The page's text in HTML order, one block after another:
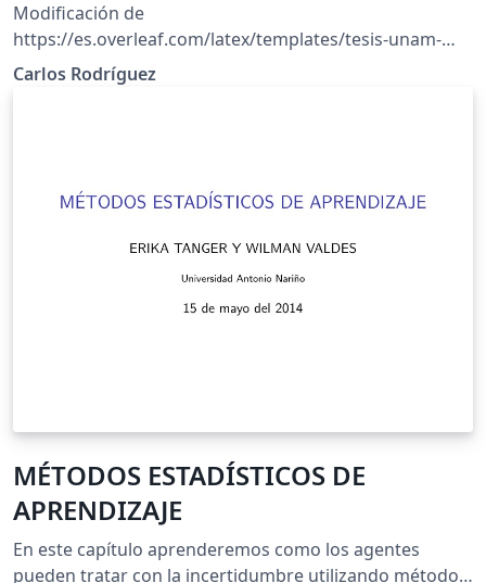
Modificación de
https://es.overleaf.com/latex/templates/tesis-unam-
ingenieria-energia/kfffjrxcckdp para tesis del CIC (IPN)
Carlos Rodríguez
MÉTODOS ESTADÍSTICOS DE
APRENDIZAJE
En este capítulo aprenderemos como los agentes
pueden tratar con la incertidumbre utilizando métodos